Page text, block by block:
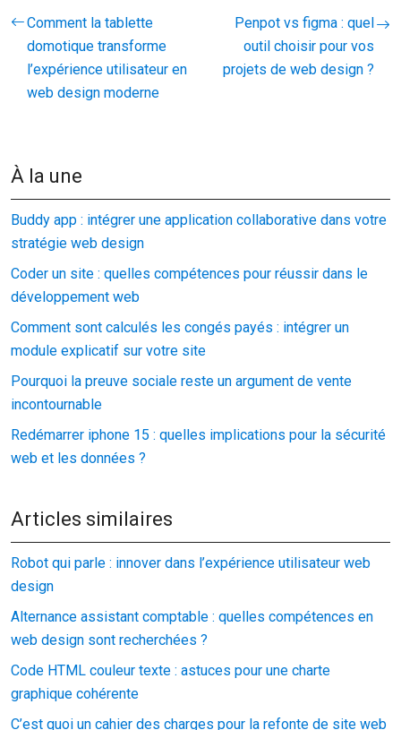
Comment la tablette
domotique transforme
l’expérience utilisateur en
web design moderne
Penpot vs figma : quel
outil choisir pour vos
projets de web design ?
À la une
Buddy app : intégrer une application collaborative dans votre
stratégie web design
Coder un site : quelles compétences pour réussir dans le
développement web
Comment sont calculés les congés payés : intégrer un
module explicatif sur votre site
Pourquoi la preuve sociale reste un argument de vente
incontournable
Redémarrer iphone 15 : quelles implications pour la sécurité
web et les données ?
Articles similaires
Robot qui parle : innover dans l’expérience utilisateur web
design
Alternance assistant comptable : quelles compétences en
web design sont recherchées ?
Code HTML couleur texte : astuces pour une charte
graphique cohérente
C’est quoi un cahier des charges pour la refonte de site web